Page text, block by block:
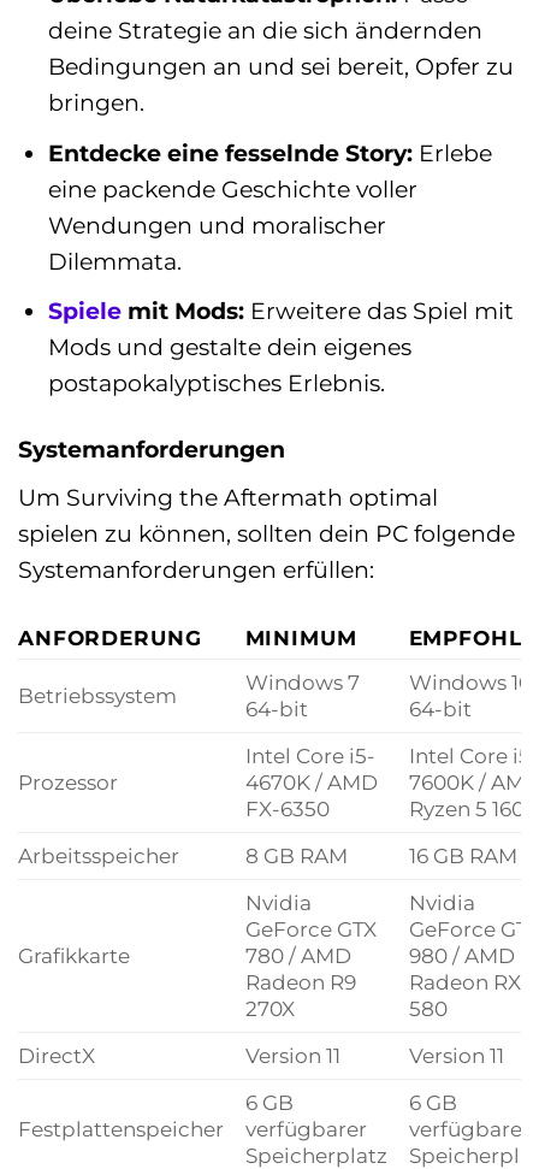
deine Strategie an die sich ändernden
Bedingungen an und sei bereit, Opfer zu
bringen.
Entdecke eine fesselnde Story:Erlebe
eine packende Geschichte voller
Wendungen und moralischer
Dilemmata.
Spielemit Mods:Erweitere das Spiel mit
Mods und gestalte dein eigenes
postapokalyptisches Erlebnis.
Systemanforderungen
Um Surviving the Aftermath optimal
spielen zu können, sollten dein PC folgende
Systemanforderungen erfüllen:
ANFORDERUNG MINIMUM
Betriebssystem
Windows 7
64-bit
Windows 10
64-bit
Prozessor
Intel Core i5-
4670K / AMD
FX-6350
Intel Core i5-
7600K /
Ryzen 5 1600
Arbeitsspeicher
8 GB RAM 16 GB RAM
Grafikkarte
Nvidia
GeForce GTX
780 / AMD
Radeon R9
270X
Nvidia
GeForce GTX
980 / AMD
Radeon RX
580
DirectX
Version 11 Version 11
Festplattenspeicher
6 GB
verfügbarer
Speicherplatz
6 GB
verfügbarer